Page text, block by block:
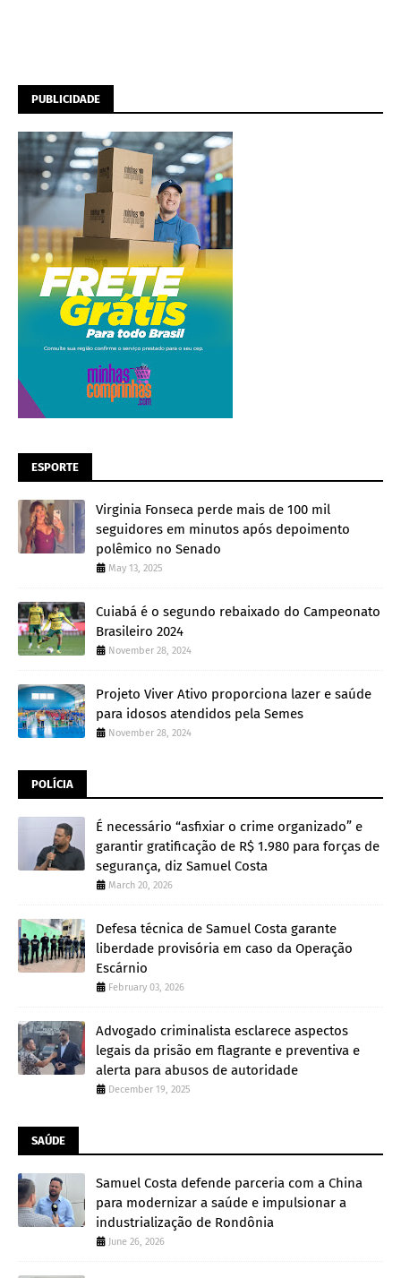
PUBLICIDADE
ESPORTE
Virginia Fonseca perde mais de 100 mil
seguidores em minutos após depoimento
polêmico no Senado
May 13, 2025
Cuiabá é o segundo rebaixado do Campeonato
Brasileiro 2024
November 28, 2024
Projeto Viver Ativo proporciona lazer e saúde
para idosos atendidos pela Semes
November 28, 2024
POLÍCIA
É necessário “asfixiar o crime organizado” e
garantir gratificação de R$ 1.980 para forças de
segurança, diz Samuel Costa
March 20, 2026
Defesa técnica de Samuel Costa garante
liberdade provisória em caso da Operação
Escárnio
February 03, 2026
Advogado criminalista esclarece aspectos
legais da prisão em flagrante e preventiva e
alerta para abusos de autoridade
December 19, 2025
SAÚDE
Samuel Costa defende parceria com a China
para modernizar a saúde e impulsionar a
industrialização de Rondônia
June 26, 2026